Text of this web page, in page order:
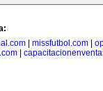
| missfutbol.com|
|